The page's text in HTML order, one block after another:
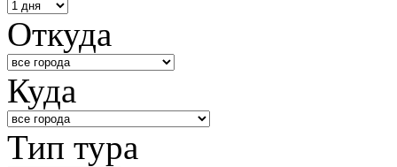
Откуда
Куда
Тип тура